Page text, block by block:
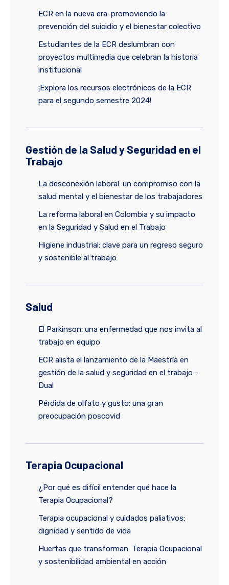
ECR en la nueva era: promoviendo la
prevención del suicidio y el bienestar colectivo
Estudiantes de la ECR deslumbran con
proyectos multimedia que celebran la historia
institucional
¡Explora los recursos electrónicos de la ECR
para el segundo semestre 2024!
Gestión de la Salud y Seguridad en el
Trabajo
La desconexión laboral: un compromiso con la
salud mental y el bienestar de los trabajadores
La reforma laboral en Colombia y su impacto
en la Seguridad y Salud en el Trabajo
Higiene industrial: clave para un regreso seguro
y sostenible al trabajo
Salud
El Parkinson: una enfermedad que nos invita al
trabajo en equipo
ECR alista el lanzamiento de la Maestría en
gestión de la salud y seguridad en el trabajo -
Dual
Pérdida de olfato y gusto: una gran
preocupación poscovid
Terapia Ocupacional
¿Por qué es difícil entender qué hace la
Terapia Ocupacional?
Terapia ocupacional y cuidados paliativos:
dignidad y sentido de vida
Huertas que transforman: Terapia Ocupacional
y sostenibilidad ambiental en acción